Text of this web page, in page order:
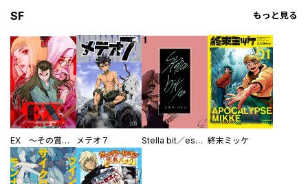
SF もっと見る
EX ～その賞金稼ぎは、世界の出口を探す～【単行本版】 メテオ７ Stella bit／es【単話版】 終末ミッケ